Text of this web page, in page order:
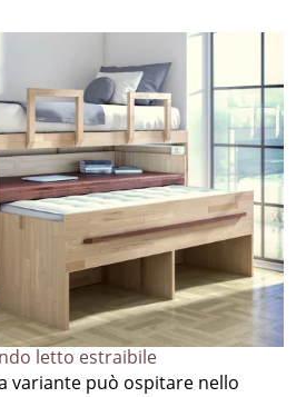
letto estraibile
variante può ospitare nello